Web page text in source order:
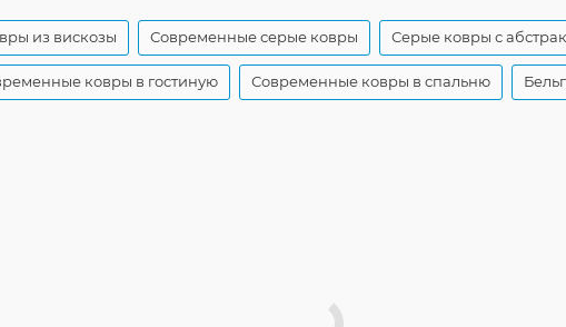
из вискозы Современные серые ковры Серые ковры с
ковры в гостиную Современные ковры в спальню